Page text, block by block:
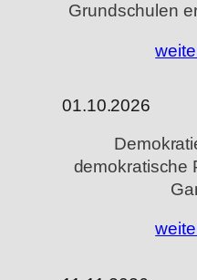
Grundschulen
01.10.2026
demokratische